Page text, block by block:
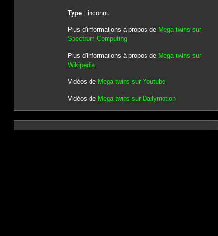
Type: inconnu
Plus d'informations à propos de Mega twins sur
Spectrum Computing
Plus d'informations à propos de Mega twins sur
Wikipedia
Vidéos de Mega twins sur Youtube
Vidéos de Mega twins sur Dailymotion